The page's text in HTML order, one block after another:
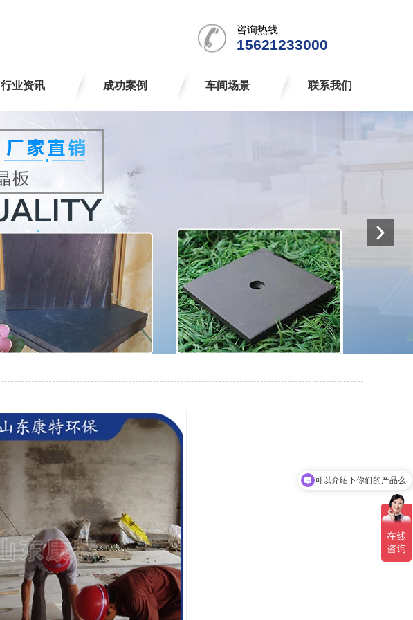
咨询热线
15621233000
行业资讯 成功案例 车间场景 联系我们
可以介绍下你们的产品么